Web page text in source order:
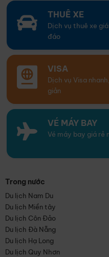
THUÊ XE
Dịch vụ thuê xe
đáo
VISA
Dịch vụ Visa
giản
VÉ MÁY BAY
Vé máy bay giá rẻ
Trong nước
Du lịch Nam Du
Du lịch Miền tây
Du lịch Côn Đảo
Du lịch Đà Nẵng
Du lịch Hạ Long
Du lịch Quy Nhơn